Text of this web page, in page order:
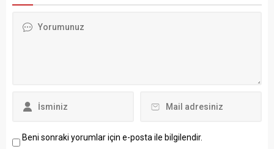
Yıldırım, akrabası Ozan
Beni sonraki yorumlar için e-posta ile bilgilendir.